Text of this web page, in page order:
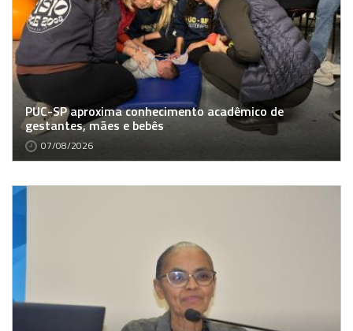
PUC-SP aproxima conhecimento acadêmico de
gestantes, mães e bebês
07/08/2026